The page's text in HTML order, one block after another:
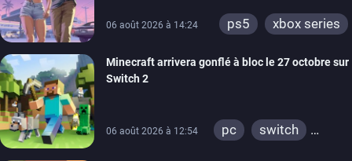
06 août 2026 à 14:24 ps5 xbox series
Minecraft arrivera gonflé à bloc le 27 octobre sur
Switch 2
06 août 2026 à 12:54 pc
switch